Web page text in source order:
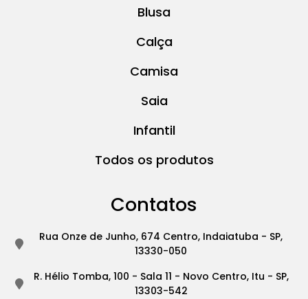
Blusa
Calça
Camisa
Saia
Infantil
Todos os produtos
Contatos
Rua Onze de Junho, 674 Centro, Indaiatuba - SP,
13330-050
R. Hélio Tomba, 100 - Sala 11 - Novo Centro, Itu - SP,
13303-542